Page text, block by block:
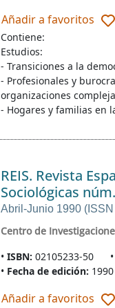
Añadir a favoritos
Contiene:
Estudios:
- Transiciones a la
- Profesionales y
organizaciones
- Hogares y familias en
REIS. Revista
Sociológicas
Abril-Junio 1990
Centro de
ISBN: 02105233-50
Fecha de edición: 1990
Añadir a favoritos